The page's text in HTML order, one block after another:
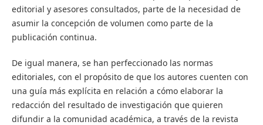
editorial y asesores consultados, parte de la necesidad de
asumir la concepción de volumen como parte de la
publicación continua.
De igual manera, se han perfeccionado las normas
editoriales, con el propósito de que los autores cuenten con
una guía más explícita en relación a cómo elaborar la
redacción del resultado de investigación que quieren
difundir a la comunidad académica, a través de la revista